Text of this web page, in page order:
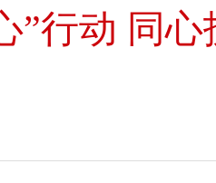
”行动 同